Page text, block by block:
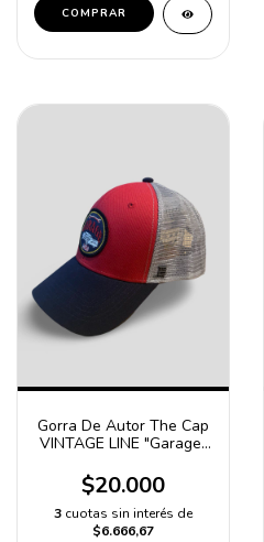
COMPRAR
Gorra De Autor The Cap
VINTAGE LINE "Garage"
$20.000
3 cuotas sin interés de
$6.666,67